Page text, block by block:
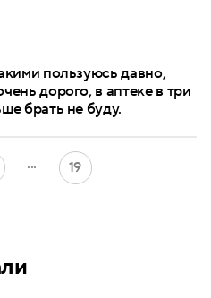
пользуюсь давно,
дорого, в аптеке в три
брать не буду.
... 19